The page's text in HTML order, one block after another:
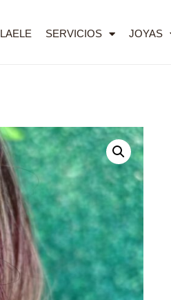
LAELE SERVICIOS JOYAS